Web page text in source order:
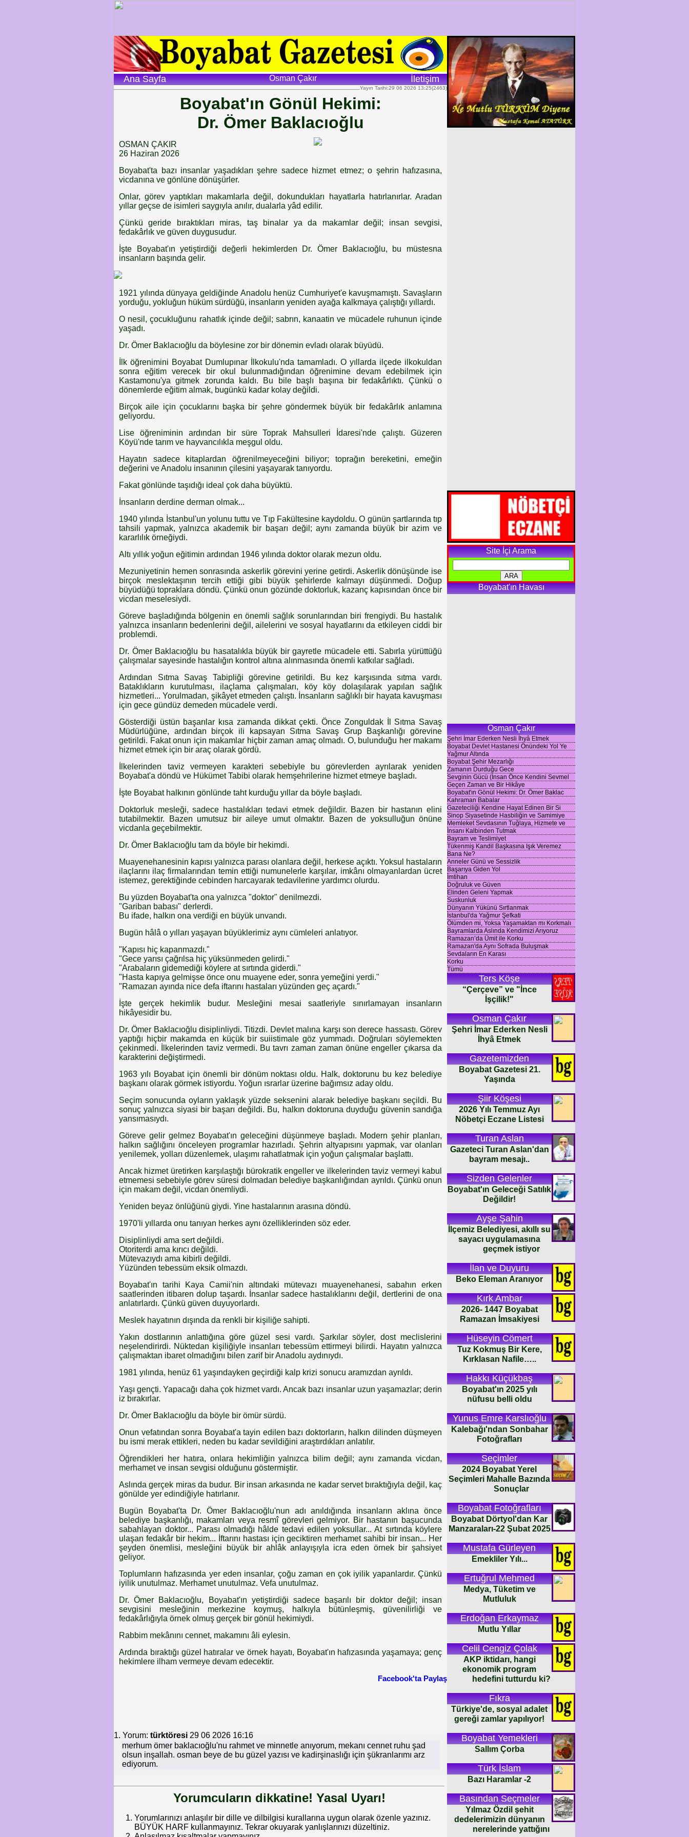
Osman Çakır
Ana Sayfa İletişim
Yayın Tarihi:29 06 2026 13:25(2463)
Boyabat'ın Gönül Hekimi:
Dr. Ömer Baklacıoğlu
OSMAN ÇAKIR
26 Haziran 2026
Boyabat'ta bazı insanlar yaşadıkları şehre sadece hizmet etmez; o şehrin hafızasına,
vicdanına ve gönlüne dönüşürler.
Onlar, görev yaptıkları makamlarla değil, dokundukları hayatlarla hatırlanırlar. Aradan
yıllar geçse de isimleri saygıyla anılır, dualarla yâd edilir.
Çünkü geride bıraktıkları miras, taş binalar ya da makamlar değil; insan sevgisi,
fedakârlık ve güven duygusudur.
İşte Boyabat'ın yetiştirdiği değerli hekimlerden Dr. Ömer Baklacıoğlu, bu müstesna
insanların başında gelir.
1921 yılında dünyaya geldiğinde Anadolu henüz Cumhuriyet'e kavuşmamıştı. Savaşların
yorduğu, yokluğun hüküm sürdüğü, insanların yeniden ayağa kalkmaya çalıştığı yıllardı.
O nesil, çocukluğunu rahatlık içinde değil; sabrın, kanaatin ve mücadele ruhunun içinde
yaşadı.
Dr. Ömer Baklacıoğlu da böylesine zor bir dönemin evladı olarak büyüdü.
İlk öğrenimini Boyabat Dumlupınar İlkokulu'nda tamamladı. O yıllarda ilçede ilkokuldan
sonra eğitim verecek bir okul bulunmadığından öğrenimine devam edebilmek için
Kastamonu'ya gitmek zorunda kaldı. Bu bile başlı başına bir fedakârlıktı. Çünkü o
dönemlerde eğitim almak, bugünkü kadar kolay değildi.
Birçok aile için çocuklarını başka bir şehre göndermek büyük bir fedakârlık anlamına
geliyordu.
Lise öğreniminin ardından bir süre Toprak Mahsulleri İdaresi'nde çalıştı. Güzeren
Köyü'nde tarım ve hayvancılıkla meşgul oldu.
Hayatın sadece kitaplardan öğrenilmeyeceğini biliyor; toprağın bereketini, emeğin
değerini ve Anadolu insanının çilesini yaşayarak tanıyordu.
Fakat gönlünde taşıdığı ideal çok daha büyüktü.
İnsanların derdine derman olmak...
1940 yılında İstanbul'un yolunu tuttu ve Tıp Fakültesine kaydoldu. O günün şartlarında tıp
tahsili yapmak, yalnızca akademik bir başarı değil; aynı zamanda büyük bir azim ve
kararlılık örneğiydi.
Altı yıllık yoğun eğitimin ardından 1946 yılında doktor olarak mezun oldu.
Mezuniyetinin hemen sonrasında askerlik görevini yerine getirdi. Askerlik dönüşünde ise
birçok meslektaşının tercih ettiği gibi büyük şehirlerde kalmayı düşünmedi. Doğup
büyüdüğü topraklara döndü. Çünkü onun gözünde doktorluk, kazanç kapısından önce bir
vicdan meselesiydi.
Göreve başladığında bölgenin en önemli sağlık sorunlarından biri frengiydi. Bu hastalık
yalnızca insanların bedenlerini değil, ailelerini ve sosyal hayatlarını da etkileyen ciddi bir
problemdi.
Dr. Ömer Baklacıoğlu bu hasatalıkla büyük bir gayretle mücadele etti. Sabırla yürüttüğü
çalışmalar sayesinde hastalığın kontrol altına alınmasında önemli katkılar sağladı.
Ardından Sıtma Savaş Tabipliği görevine getirildi. Bu kez karşısında sıtma vardı.
Bataklıkların kurutulması, ilaçlama çalışmaları, köy köy dolaşılarak yapılan sağlık
hizmetleri... Yorulmadan, şikâyet etmeden çalıştı. İnsanların sağlıklı bir hayata kavuşması
için gece gündüz demeden mücadele verdi.
Gösterdiği üstün başarılar kısa zamanda dikkat çekti. Önce Zonguldak İl Sıtma Savaş
Müdürlüğüne, ardından birçok ili kapsayan Sıtma Savaş Grup Başkanlığı görevine
getirildi. Fakat onun için makamlar hiçbir zaman amaç olmadı. O, bulunduğu her makamı
hizmet etmek için bir araç olarak gördü.
İlkelerinden taviz vermeyen karakteri sebebiyle bu görevlerden ayrılarak yeniden
Boyabat'a döndü ve Hükümet Tabibi olarak hemşehrilerine hizmet etmeye başladı.
İşte Boyabat halkının gönlünde taht kurduğu yıllar da böyle başladı.
Doktorluk mesleği, sadece hastalıkları tedavi etmek değildir. Bazen bir hastanın elini
tutabilmektir. Bazen umutsuz bir aileye umut olmaktır. Bazen de yoksulluğun önüne
vicdanla geçebilmektir.
Dr. Ömer Baklacıoğlu tam da böyle bir hekimdi.
Muayenehanesinin kapısı yalnızca parası olanlara değil, herkese açıktı. Yoksul hastaların
ilaçlarını ilaç firmalarından temin ettiği numunelerle karşılar, imkânı olmayanlardan ücret
istemez, gerektiğinde cebinden harcayarak tedavilerine yardımcı olurdu.
Bu yüzden Boyabat'ta ona yalnızca "doktor" denilmezdi.
"Gariban babası" derlerdi.
Bu ifade, halkın ona verdiği en büyük unvandı.
Bugün hâlâ o yılları yaşayan büyüklerimiz aynı cümleleri anlatıyor.
"Kapısı hiç kapanmazdı."
"Gece yarısı çağrılsa hiç yüksünmeden gelirdi."
"Arabaların gidemediği köylere at sırtında giderdi."
"Hasta kapıya gelmişse önce onu muayene eder, sonra yemeğini yerdi."
"Ramazan ayında nice defa iftarını hastaları yüzünden geç açardı."
İşte gerçek hekimlik budur. Mesleğini mesai saatleriyle sınırlamayan insanların
hikâyesidir bu.
Dr. Ömer Baklacıoğlu disiplinliydi. Titizdi. Devlet malına karşı son derece hassastı. Görev
yaptığı hiçbir makamda en küçük bir suiistimale göz yummadı. Doğruları söylemekten
çekinmedi. İlkelerinden taviz vermedi. Bu tavrı zaman zaman önüne engeller çıkarsa da
karakterini değiştirmedi.
1963 yılı Boyabat için önemli bir dönüm noktası oldu. Halk, doktorunu bu kez belediye
başkanı olarak görmek istiyordu. Yoğun ısrarlar üzerine bağımsız aday oldu.
Seçim sonucunda oyların yaklaşık yüzde seksenini alarak belediye başkanı seçildi. Bu
sonuç yalnızca siyasi bir başarı değildi. Bu, halkın doktoruna duyduğu güvenin sandığa
yansımasıydı.
Göreve gelir gelmez Boyabat'ın geleceğini düşünmeye başladı. Modern şehir planları,
halkın sağlığını önceleyen programlar hazırladı. Şehrin altyapısını yapmak, var olanları
yenilemek, yolları düzenlemek, ulaşımı rahatlatmak için yoğun çalışmalar başlattı.
Ancak hizmet üretirken karşılaştığı bürokratik engeller ve ilkelerinden taviz vermeyi kabul
etmemesi sebebiyle görev süresi dolmadan belediye başkanlığından ayrıldı. Çünkü onun
için makam değil, vicdan önemliydi.
Yeniden beyaz önlüğünü giydi. Yine hastalarının arasına döndü.
1970'li yıllarda onu tanıyan herkes aynı özelliklerinden söz eder.
Disiplinliydi ama sert değildi.
Otoriterdi ama kırıcı değildi.
Mütevazıydı ama kibirli değildi.
Yüzünden tebessüm eksik olmazdı.
Boyabat'ın tarihi Kaya Camii'nin altındaki mütevazı muayenehanesi, sabahın erken
saatlerinden itibaren dolup taşardı. İnsanlar sadece hastalıklarını değil, dertlerini de ona
anlatırlardı. Çünkü güven duyuyorlardı.
Meslek hayatının dışında da renkli bir kişiliğe sahipti.
Yakın dostlarının anlattığına göre güzel sesi vardı. Şarkılar söyler, dost meclislerini
neşelendirirdi. Nüktedan kişiliğiyle insanları tebessüm ettirmeyi bilirdi. Hayatın yalnızca
çalışmaktan ibaret olmadığını bilen zarif bir Anadolu aydınıydı.
1981 yılında, henüz 61 yaşındayken geçirdiği kalp krizi sonucu aramızdan ayrıldı.
Yaşı gençti. Yapacağı daha çok hizmet vardı. Ancak bazı insanlar uzun yaşamazlar; derin
iz bırakırlar.
Dr. Ömer Baklacıoğlu da böyle bir ömür sürdü.
Onun vefatından sonra Boyabat'a tayin edilen bazı doktorların, halkın dilinden düşmeyen
bu ismi merak ettikleri, neden bu kadar sevildiğini araştırdıkları anlatılır.
Öğrendikleri her hatıra, onlara hekimliğin yalnızca bilim değil; aynı zamanda vicdan,
merhamet ve insan sevgisi olduğunu göstermiştir.
Aslında gerçek miras da budur. Bir insan arkasında ne kadar servet bıraktığıyla değil, kaç
gönülde yer edindiğiyle hatırlanır.
Bugün Boyabat'ta Dr. Ömer Baklacıoğlu'nun adı anıldığında insanların aklına önce
belediye başkanlığı, makamları veya resmî görevleri gelmiyor. Bir hastanın başucunda
sabahlayan doktor... Parası olmadığı hâlde tedavi edilen yoksullar... At sırtında köylere
ulaşan fedakâr bir hekim... İftarını hastası için geciktiren merhamet sahibi bir insan... Her
şeyden önemlisi, mesleğini büyük bir ahlâk anlayışıyla icra eden örnek bir şahsiyet
geliyor.
Toplumların hafızasında yer eden insanlar, çoğu zaman en çok iyilik yapanlardır. Çünkü
iyilik unutulmaz. Merhamet unutulmaz. Vefa unutulmaz.
Dr. Ömer Baklacıoğlu, Boyabat'ın yetiştirdiği sadece başarılı bir doktor değil; insan
sevgisini mesleğinin merkezine koymuş, halkıyla bütünleşmiş, güvenilirliği ve
fedakârlığıyla örnek olmuş gerçek bir gönül hekimiydi.
Rabbim mekânını cennet, makamını âli eylesin.
Ardında bıraktığı güzel hatıralar ve örnek hayatı, Boyabat'ın hafızasında yaşamaya; genç
hekimlere ilham vermeye devam edecektir.
Facebook'ta Paylaş
1. Yorum: türktöresi 29 06 2026 16:16
merhum ömer baklacıoğlu'nu rahmet ve minnetle anıyorum, mekanı cennet ruhu şad
olsun inşallah. osman beye de bu güzel yazısı ve kadirşinaslığı için şükranlarımı arz
ediyorum.
Yorumcuların dikkatine! Yasal Uyarı!
Yorumlarınızı anlaşılır bir dille ve dilbilgisi kurallarına uygun olarak özenle yazınız.
BÜYÜK HARF kullanmayınız. Tekrar okuyarak yanlışlarınızı düzeltiniz.
Site İçi Arama
Boyabat'ın Havası
Osman Çakır
Şehri İmar Ederken Nesli İhyâ Etmek
Boyabat Devlet Hastanesi Önündeki Yol Ye
Yağmur Altında
Boyabat Şehir Mezarlığı
Zamanın Durduğu Gece
Sevginin Gücü (İnsan Önce Kendini Sevmel
Geçen Zaman ve Bir Hikâye
Boyabat'ın Gönül Hekimi: Dr. Ömer Baklac
Kahraman Babalar
Gazeteciliği Kendine Hayat Edinen Bir Si
Sinop Siyasetinde Hasbiliğin ve Samimiye
Memleket Sevdasının Tuğlaya, Hizmete ve
İnsanı Kalbinden Tutmak
Bayram ve Teslimiyet
Tükenmiş Kandil Başkasına Işık Veremez
Bana Ne?
Anneler Günü ve Sessizlik
Başarıya Giden Yol
İmtihan
Doğruluk ve Güven
Elinden Geleni Yapmak
Suskunluk
Dünyanın Yükünü Sırtlanmak
İstanbul'da Yağmur Şefkati
Ölümden mi, Yoksa Yaşamaktan mı Korkmalı
Bayramlarda Aslında Kendimizi Arıyoruz
Ramazan’da Ümit ile Korku
Ramazan'da Aynı Sofrada Buluşmak
Sevdaların En Karası
Korku
Tümü
Ters Köşe
“Çerçeve” ve "İnce
İşçilik!"
Osman Çakır
Şehri İmar Ederken Nesli
İhyâ Etmek
Gazetemizden
Boyabat Gazetesi 21.
Yaşında
Şiir Köşesi
2026 Yılı Temmuz Ayı
Nöbetçi Eczane Listesi
Turan Aslan
Gazeteci Turan Aslan'dan
bayram mesajı..
Sizden Gelenler
Boyabat'ın Geleceği Satılık
Değildir!
Ayşe Şahin
İlçemiz Belediyesi, akıllı su
sayacı uygulamasına
geçmek istiyor
İlan ve Duyuru
Beko Eleman Aranıyor
Kırk Ambar
2026- 1447 Boyabat
Ramazan İmsakiyesi
Hüseyin Cömert
Tuz Kokmuş Bir Kere,
Kırklasan Nafile…..
Hakkı Küçükbaş
Boyabat'ın 2025 yılı
nüfusu belli oldu
Yunus Emre Karslıoğlu
Kalebağı'ndan Sonbahar
Fotoğrafları
Seçimler
2024 Boyabat Yerel
Seçimleri Mahalle Bazında
Sonuçlar
Boyabat Fotoğrafları
Boyabat Dörtyol'dan Kar
Manzaraları-22 Şubat 2025
Mustafa Gürleyen
Emekliler Yılı...
Ertuğrul Mehmed
Medya, Tüketim ve
Mutluluk
Erdoğan Erkaymaz
Mutlu Yıllar
Celil Cengiz Çolak
AKP iktidarı, hangi
ekonomik program
hedefini tutturdu ki?
Fıkra
Türkiye'de, sosyal adalet
gereği zamlar yapılıyor!
Boyabat Yemekleri
Sallım Çorba
Türk İslam
Bazı Haramlar -2
Basından Seçmeler
Yılmaz Özdil şehit
dedelerimizin dünyanın
nerelerinde yattığını